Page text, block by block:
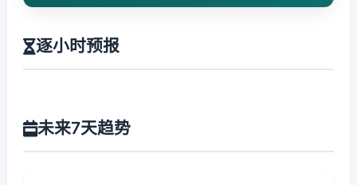
逐小时预报
未来7天趋势